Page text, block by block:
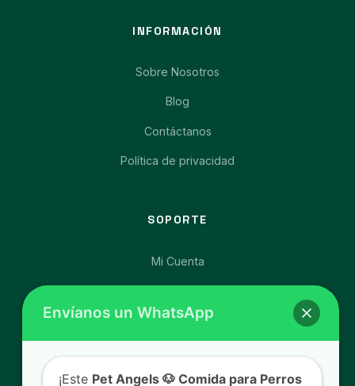
INFORMACIÓN
Sobre Nosotros
Blog
Contáctanos
Política de privacidad
SOPORTE
Mi Cuenta
Carrito de Compras
Envíanos un WhatsApp
¡Este Pet Angels 🐶 Comida para Perros